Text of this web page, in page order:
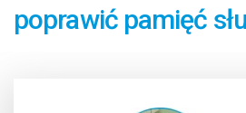
poprawić pamięć